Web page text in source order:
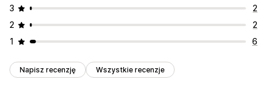
3
2
2
2
1
6
Napisz recenzję Wszystkie recenzje